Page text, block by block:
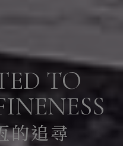
TO
的追尋